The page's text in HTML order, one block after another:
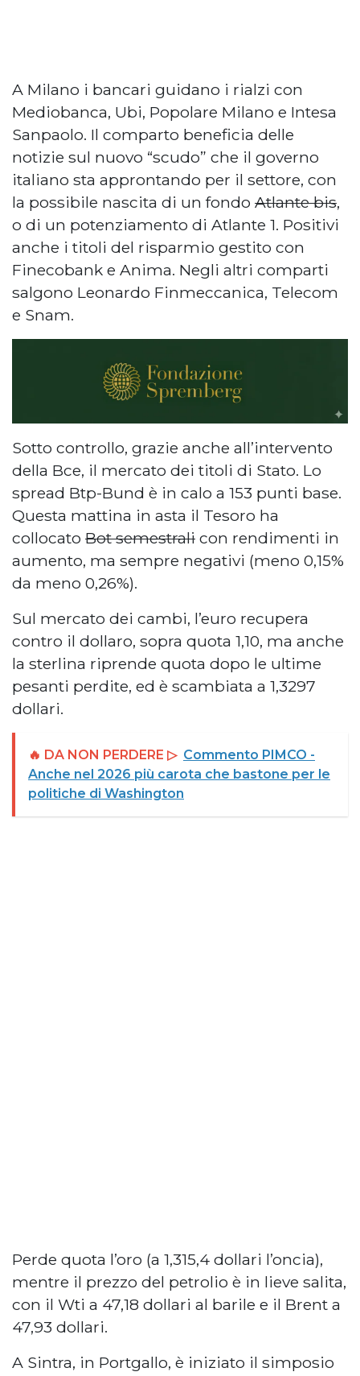
A Milano i bancari guidano i rialzi con
Mediobanca, Ubi, Popolare Milano e Intesa
Sanpaolo. Il comparto beneficia delle
notizie sul nuovo “scudo” che il governo
italiano sta approntando per il settore, con
la possibile nascita di un fondo Atlante bis,
o di un potenziamento di Atlante 1. Positivi
anche i titoli del risparmio gestito con
Finecobank e Anima. Negli altri comparti
salgono Leonardo Finmeccanica, Telecom
e Snam.
Sotto controllo, grazie anche all’intervento
della Bce, il mercato dei titoli di Stato. Lo
spread Btp-Bund è in calo a 153 punti base.
Questa mattina in asta il Tesoro ha
collocato Bot semestrali con rendimenti in
aumento, ma sempre negativi (meno 0,15%
da meno 0,26%).
Sul mercato dei cambi, l’euro recupera
contro il dollaro, sopra quota 1,10, ma anche
la sterlina riprende quota dopo le ultime
pesanti perdite, ed è scambiata a 1,3297
dollari.
🔥 DA NON PERDERE ▷ Commento PIMCO -
Anche nel 2026 più carota che bastone per le
politiche di Washington
Perde quota l’oro (a 1,315,4 dollari l’oncia),
mentre il prezzo del petrolio è in lieve salita,
con il Wti a 47,18 dollari al barile e il Brent a
47,93 dollari.
A Sintra, in Portgallo, è iniziato il simposio